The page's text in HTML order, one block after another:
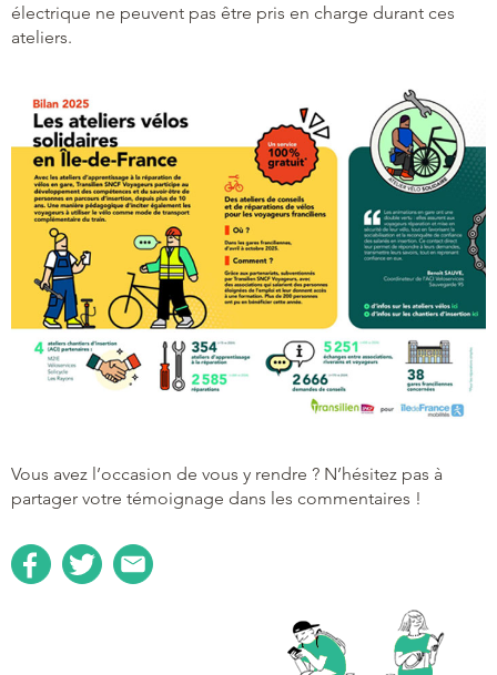
électrique ne peuvent pas être pris en charge durant ces
ateliers.
Vous avez l’occasion de vous y rendre ? N’hésitez pas à
partager votre témoignage dans les commentaires !